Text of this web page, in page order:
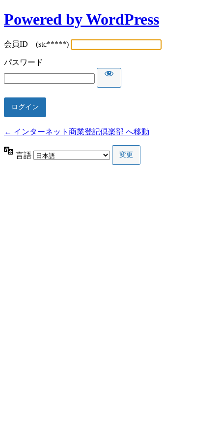
Powered by WordPress
会員ID (stc*****)
パスワード
← インターネット商業登記倶楽部 へ移動
言語